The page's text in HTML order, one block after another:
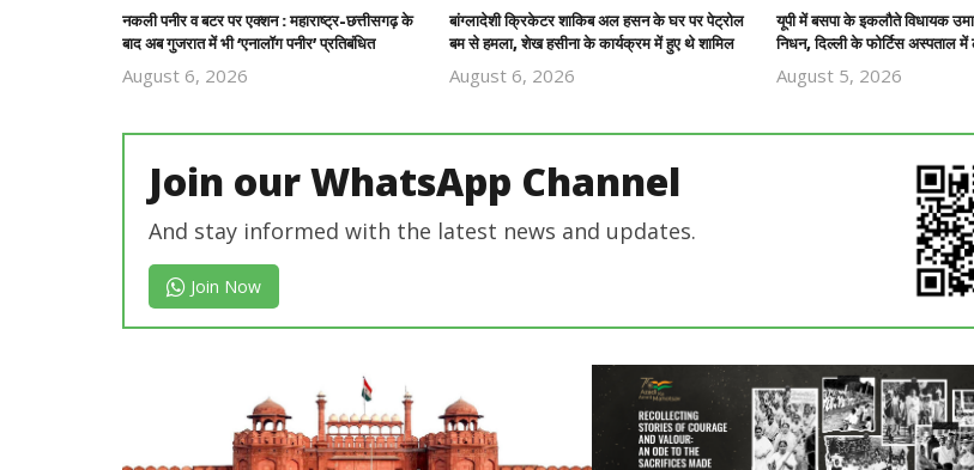
नकली पनीर व बटर पर एक्शन : महाराष्ट्र-छत्तीसगढ़ के
बाद अब गुजरात में भी ‘एनालॉग पनीर’ प्रतिबंधित
August 6, 2026
बांग्लादेशी क्रिकेटर शाकिब अल हसन के घर पर पेट्रोल
बम से हमला, शेख हसीना के कार्यक्रम में हुए थे शामिल
August 6, 2026
यूपी में बसपा के इकलौते विधायक
निधन, दिल्ली के फोर्टिस अस्पताल
August 5, 2026
Join our WhatsApp Channel
And stay informed with the latest news and updates.
Join Now